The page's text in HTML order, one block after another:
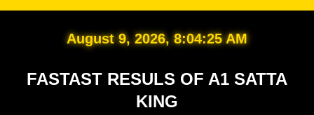
August 9, 2026, 8:04:26 AM
FASTAST RESULS OF A1 SATTA
KING